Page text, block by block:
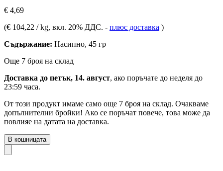
€ 4,69
(€ 104,22 / kg, вкл. 20% ДДС. - плюс доставка )
Съдържание: Насипно, 45 гр
Още 7 броя на склад
Доставка до петък, 14. август, ако поръчате до неделя до
23:59 часа.
От този продукт имаме само още 7 броя на склад. Очакваме
допълнителни бройки! Ако се поръчат повече, това може да
повлияе на датата на доставка.
В кошницата